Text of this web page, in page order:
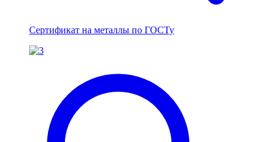
Сертификат на металлы по ГОСТу